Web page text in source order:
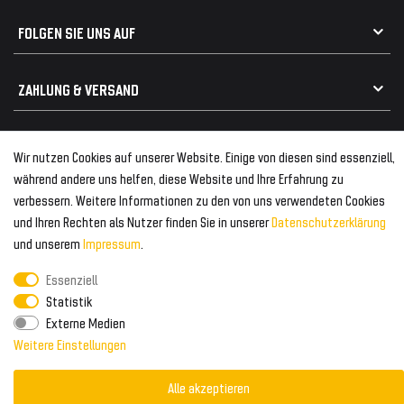
Wir nutzen Cookies auf unserer Website. Einige von diesen sind essenziell,
während andere uns helfen, diese Website und Ihre Erfahrung zu
verbessern. Weitere Informationen zu den von uns verwendeten Cookies
und Ihren Rechten als Nutzer finden Sie in unsererDaten­schutz­erklärung
und unserem Impressum.
Essenziell
Statistik
Externe Medien
Weitere Einstellungen
Alle akzeptieren
Kühlergrill
Rückleuchten
FOLGEN SIE UNS AUF
ZAHLUNG & VERSAND
Zahlungsanbieter
Versand & Zahlung
WELTWEITER VERSAND
© 2026 Tuning Fanatics Powered by